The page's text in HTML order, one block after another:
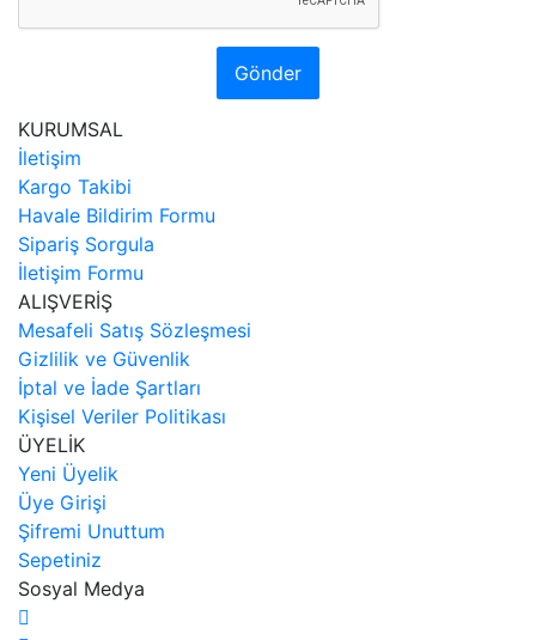
Gönder
KURUMSAL
İletişim
Kargo Takibi
Havale Bildirim Formu
Sipariş Sorgula
İletişim Formu
ALIŞVERİŞ
Mesafeli Satış Sözleşmesi
Gizlilik ve Güvenlik
İptal ve İade Şartları
Kişisel Veriler Politikası
ÜYELİK
Yeni Üyelik
Üye Girişi
Şifremi Unuttum
Sepetiniz
Sosyal Medya